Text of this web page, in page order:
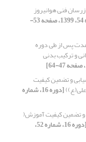
فنی هوانیروز
[دوره 16، شماره 54، 1399، صفحه 53-
مدت پس از طی دوره
و ترکیب بدنی
و تضمین کیفیت
[دوره 16، شماره
تضمین کیفیت آموزش(
[دوره 16، شماره 52،